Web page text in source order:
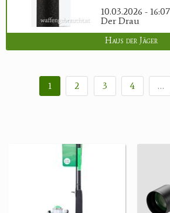
10.03.2026 - 16:07
Der Drau
Haus der Jäger
1 2 3 4 …